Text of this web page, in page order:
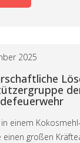
2025
einem
großen